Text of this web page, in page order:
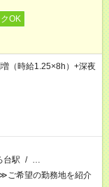
OK
（時給1.25×8h）+深夜
台駅 / …
ご希望の勤務地を紹介